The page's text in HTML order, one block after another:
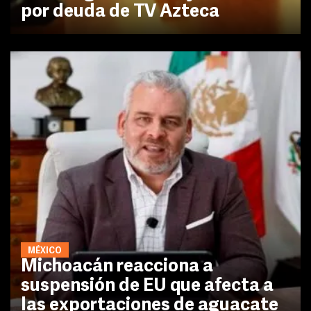
por deuda de TV Azteca
MÉXICO
Michoacán reacciona a
suspensión de EU que afecta a
las exportaciones de aguacate